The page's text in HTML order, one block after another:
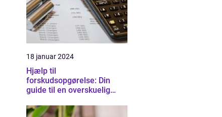
18 januar 2024
Hjælp til
forskudsopgørelse: Din
guide til en overskuelig